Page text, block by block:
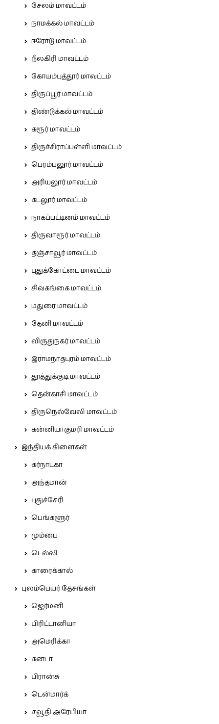
சேலம் மாவட்டம்
நாமக்கல் மாவட்டம்
ஈரோடு மாவட்டம்
நீலகிரி மாவட்டம்
கோயம்புத்தூர் மாவட்டம்
திருப்பூர் மாவட்டம்
திண்டுக்கல் மாவட்டம்
கரூர் மாவட்டம்
திருச்சிராப்பள்ளி மாவட்டம்
பெரம்பலூர் மாவட்டம்
அரியலூர் மாவட்டம்
கடலூர் மாவட்டம்
நாகப்பட்டினம் மாவட்டம்
திருவாரூர் மாவட்டம்
தஞ்சாவூர் மாவட்டம்
புதுக்கோட்டை மாவட்டம்
சிவகங்கை மாவட்டம்
மதுரை மாவட்டம்
தேனி மாவட்டம்
விருதுநகர் மாவட்டம்
இராமநாதபுரம் மாவட்டம்
தூத்துக்குடி மாவட்டம்
தென்காசி மாவட்டம்
திருநெல்வேலி மாவட்டம்
கன்னியாகுமரி மாவட்டம்
இந்தியக் கிளைகள்
கர்நாடகா
அந்தமான்
புதுச்சேரி
பெங்களூர்
மும்பை
டெல்லி
காரைக்கால்
புலம்பெயர் தேசங்கள்
ஜெர்மனி
பிரிட்டானியா
அமெரிக்கா
கனடா
பிரான்சு
டென்மார்க்
சவூதி அரேபியா